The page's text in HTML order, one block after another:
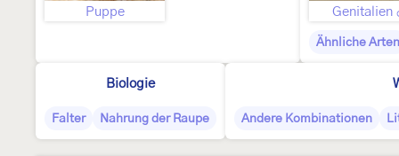
Puppe Genitalien
Ähnliche Arten
Biologie
Falter Nahrung der Raupe Andere Kombinationen